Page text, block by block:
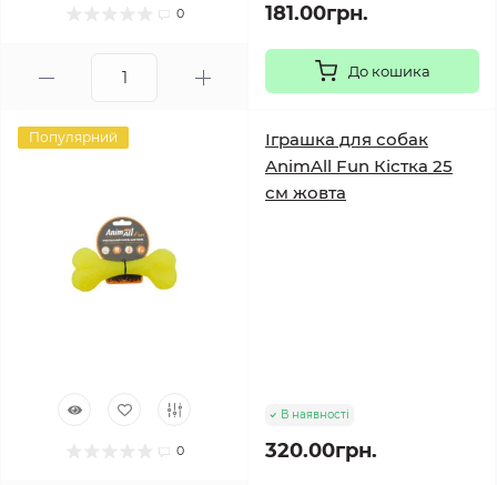
0 181.00грн.
До кошика
Популярний
0
Іграшка для собак
AnimAll Fun Кістка 25
см жовта
В наявності
320.00грн.